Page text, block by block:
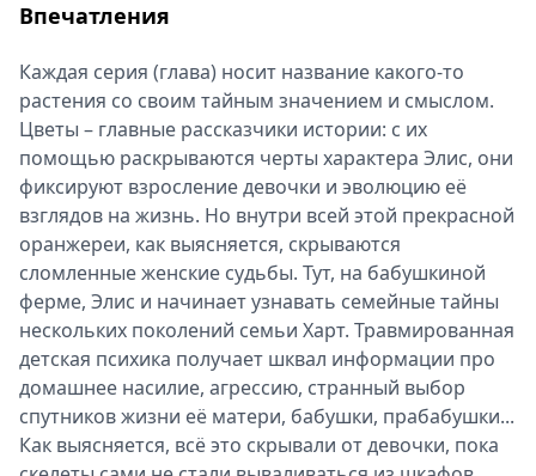
Впечатления
Каждая серия (глава) носит название какого-то
растения со своим тайным значением и смыслом.
Цветы – главные рассказчики истории: с их
помощью раскрываются черты характера Элис, они
фиксируют взросление девочки и эволюцию её
взглядов на жизнь. Но внутри всей этой прекрасной
оранжереи, как выясняется, скрываются
сломленные женские судьбы. Тут, на бабушкиной
ферме, Элис и начинает узнавать семейные тайны
нескольких поколений семьи Харт. Травмированная
детская психика получает шквал информации про
домашнее насилие, агрессию, странный выбор
спутников жизни её матери, бабушки, прабабушки...
Как выясняется, всё это скрывали от девочки, пока